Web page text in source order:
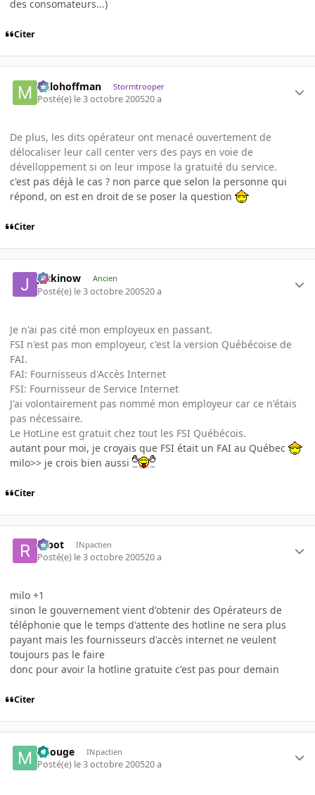
des consomateurs...)
Citer
milohoffman Stormtrooper
Posté(e) le 3 octobre 200520 a
De plus, les dits opérateur ont menacé ouvertement de
délocaliser leur call center vers des pays en voie de
dévelloppement si on leur impose la gratuité du service.
c'est pas déjà le cas ? non parce que selon la personne qui
répond, on est en droit de se poser la question
Citer
jackinow Ancien
Posté(e) le 3 octobre 200520 a
Je n'ai pas cité mon employeux en passant.
FSI n'est pas mon employeur, c'est la version Québécoise de
FAI.
FAI: Fournisseus d'Accès Internet
FSI: Fournisseur de Service Internet
J'ai volontairement pas nommé mon employeur car ce n'étais
pas nécessaire.
Le HotLine est gratuit chez tout les FSI Québécois.
autant pour moi, je croyais que FSI était un FAI au Québec
milo>> je crois bien aussi
Citer
rabot INpactien
Posté(e) le 3 octobre 200520 a
milo +1
sinon le gouvernement vient d'obtenir des Opérateurs de
téléphonie que le temps d'attente des hotline ne sera plus
payant mais les fournisseurs d'accès internet ne veulent
toujours pas le faire
donc pour avoir la hotline gratuite c'est pas pour demain
Citer
miouge INpactien
Posté(e) le 3 octobre 200520 a